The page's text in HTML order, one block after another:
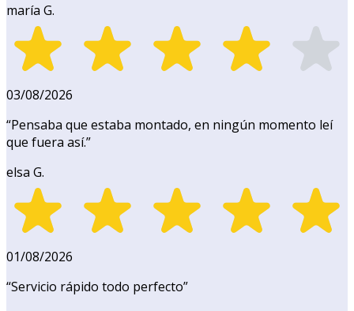
maría G.
03/08/2026
“Pensaba que estaba montado, en ningún momento leí
que fuera así.”
elsa G.
01/08/2026
“Servicio rápido todo perfecto”